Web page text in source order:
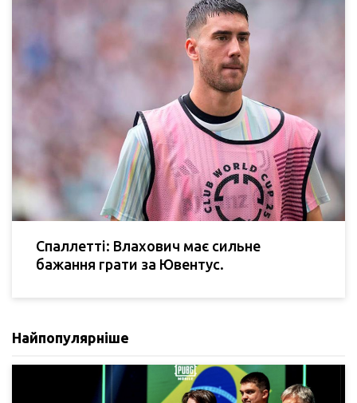
Спаллетті: Влахович має сильне
бажання грати за Ювентус.
Найпопулярніше